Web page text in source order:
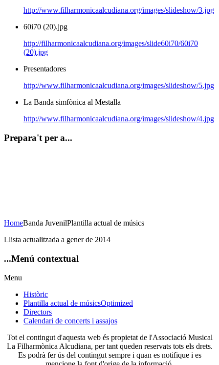
http://www.filharmonicaalcudiana.org/images/slideshow/3.jpg
60i70 (20).jpg
http://filharmonicaalcudiana.org/images/slide60i70/60i70
(20).jpg
Presentadores
http://www.filharmonicaalcudiana.org/images/slideshow/5.jpg
La Banda simfònica al Mestalla
http://www.filharmonicaalcudiana.org/images/slideshow/4.jpg
Prepara't per a...
HomeBanda JuvenilPlantilla actual de músics
Llista actualitzada a gener de 2014
...Menú contextual
Menu
Històric
Plantilla actual de músicsOptimized
Directors
Calendari de concerts i assajos
Tot el contingut d'aquesta web és propietat de l'Associació Musical
La Filharmònica Alcudiana, per tant queden reservats tots els drets.
Es podrà fer ús del contingut sempre i quan es notifique i es